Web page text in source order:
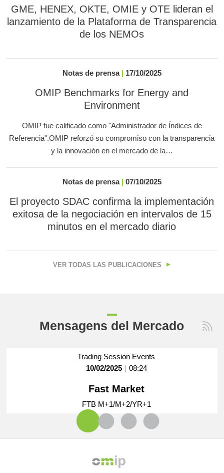
GME, HENEX, OKTE, OMIE y OTE lideran el
lanzamiento de la Plataforma de Transparencia
de los NEMOs
Notas de prensa | 17/10/2025
OMIP Benchmarks for Energy and
Environment
OMIP fue calificado como "Administrador de Índices de
Referencia".OMIP reforzó su compromiso con la transparencia
y la innovación en el mercado de la…
Notas de prensa | 07/10/2025
El proyecto SDAC confirma la implementación
exitosa de la negociación en intervalos de 15
minutos en el mercado diario
VER TODAS LAS PUBLICACIONES
Mensagens del Mercado
Trading Session Events
10/02/2025 | 08:24
Fast Market
FTB M+1/M+2/YR+1
Trading Session Events
30/01/2025 | 09:46
Fast Market
FTB M+1/M+2/YR+1
Trading Session Events
16/01/2025 | 08:33
Fast Market
FTB M+1/M+2/YR+1
Trading Session Events
10/12/2024 | 08:48
Fast Market
FTB M+1/M+2/YR+1